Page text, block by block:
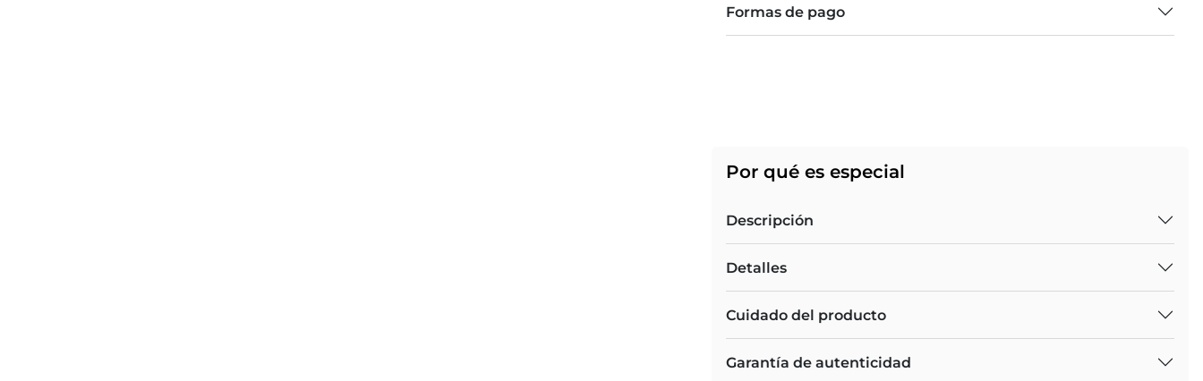
Formas de pago
Por qué es especial
Descripción
Detalles
Cuidado del producto
Garantía de autenticidad